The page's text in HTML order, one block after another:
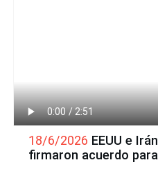
18/6/2026 EEUU e Irán
firmaron acuerdo para